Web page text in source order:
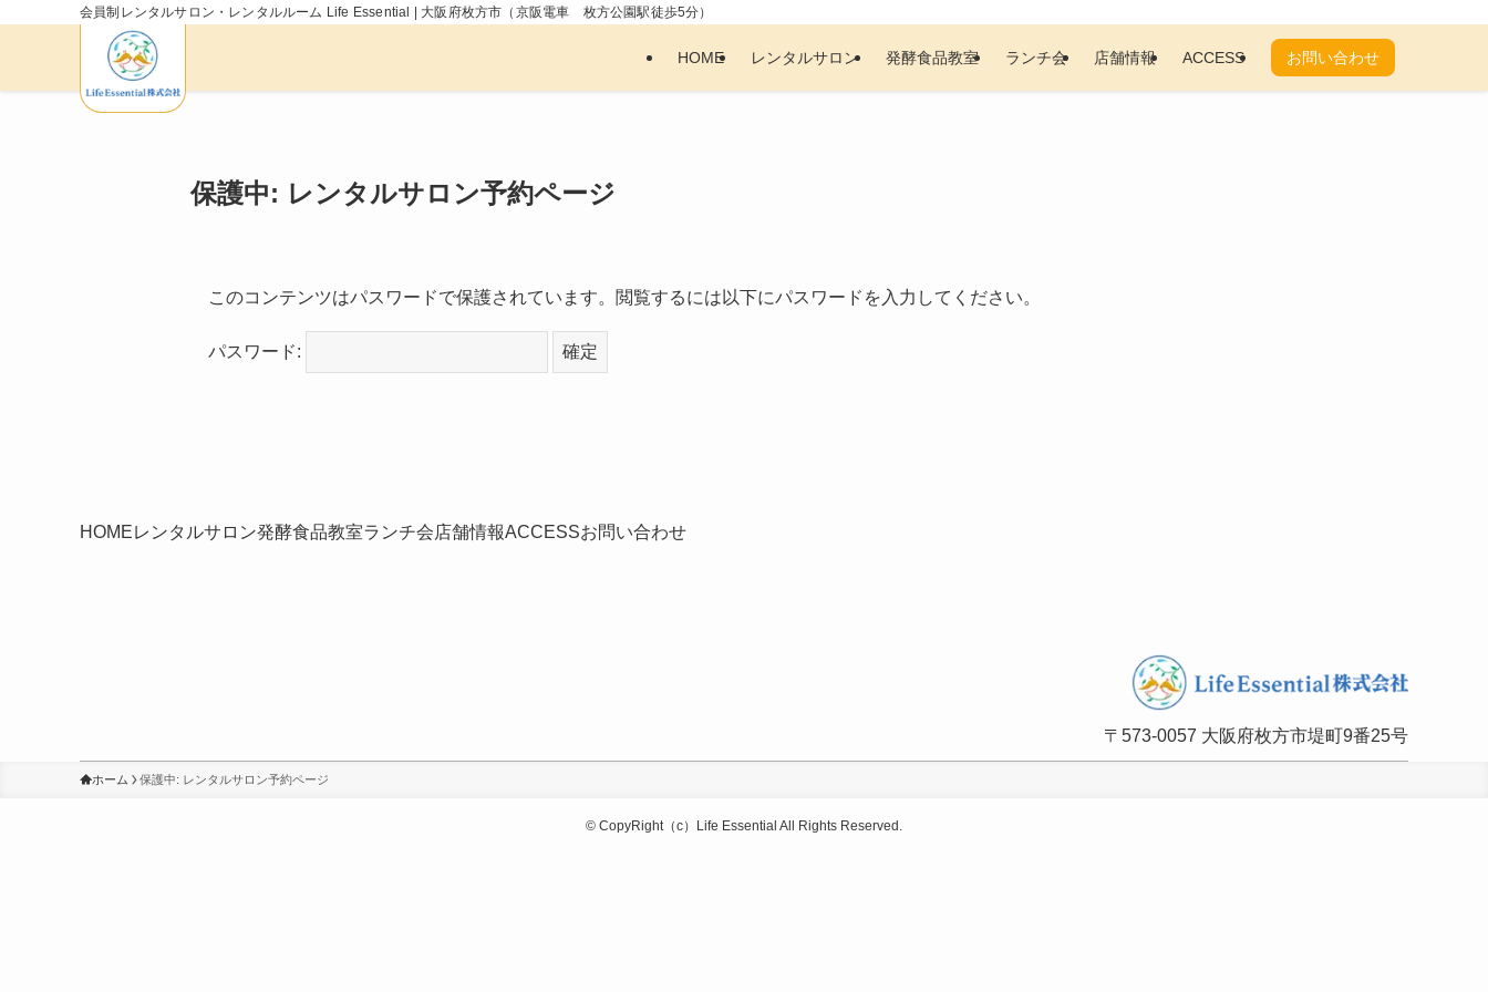
会員制レンタルサロン・レンタルルーム Life Essential | 大阪府枚方市（京阪電車 枚方公園駅徒歩5分）
HOME レンタルサロン 発酵食品教室 ランチ会 店舗情報 ACCESS お問い合わせ
保護中: レンタルサロン予約ページ
このコンテンツはパスワードで保護されています。閲覧するには以下にパスワードを入力してください。
パスワード:
HOMEレンタルサロン発酵食品教室ランチ会店舗情報ACCESSお問い合わせ
〒573-0057 大阪府枚方市堤町9番25号
ホーム 保護中: レンタルサロン予約ページ
© CopyRight（c）Life Essential All Rights Reserved.